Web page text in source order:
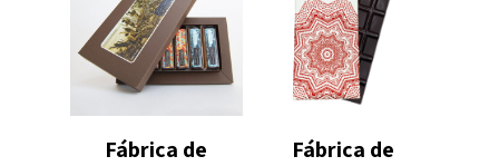
Fábrica de
Fábrica de